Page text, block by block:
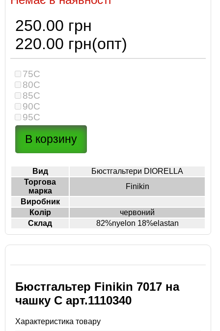
250.00 грн
220.00 грн(опт)
75C
80C
85C
90C
95C
Вид
Бюстгальтери DIORELLA
Торгова
марка
Finikin
Виробник
Колір
червоний
Склад
82%nyelon 18%elastan
Бюстгальтер Finikin 7017 на
чашку C арт.1110340
Характеристика товару